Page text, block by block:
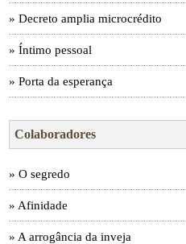
» Decreto amplia microcrédito
» Íntimo pessoal
» Porta da esperança
Colaboradores
» O segredo
» Afinidade
» A arrogância da inveja